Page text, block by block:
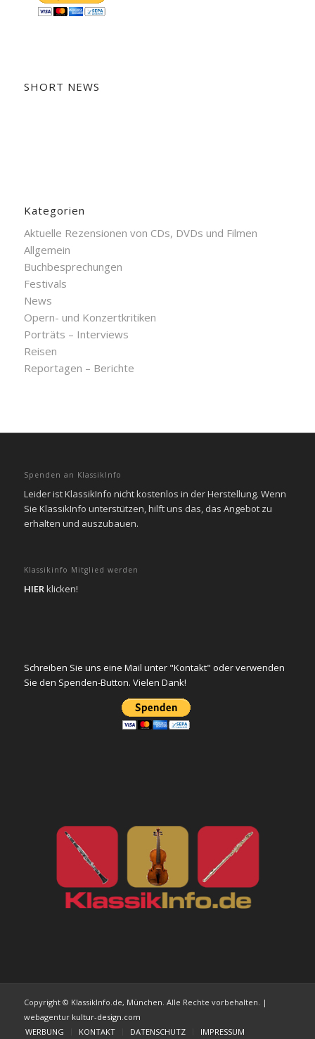
SHORT NEWS
Kategorien
Aktuelle Rezensionen von CDs, DVDs und Filmen
Allgemein
Buchbesprechungen
Festivals
News
Opern- und Konzertkritiken
Porträts – Interviews
Reisen
Reportagen – Berichte
Spenden an KlassikInfo
Leider ist KlassikInfo nicht kostenlos in der Herstellung. Wenn
Sie KlassikInfo unterstützen, hilft uns das, das Angebot zu
erhalten und auszubauen.
Klassikinfo Mitglied werden
HIERklicken!
Schreiben Sie uns eine Mail unter "Kontakt" oder verwenden
Sie den Spenden-Button. Vielen Dank!
Copyright © KlassikInfo.de, München. Alle Rechte vorbehalten. |
webagentur kultur-design.com
WERBUNG
KONTAKT DATENSCHUTZ IMPRESSUM